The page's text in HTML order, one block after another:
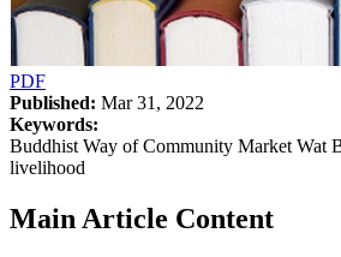
PDF
Published: Mar 31, 2022
Keywords:
Buddhist Way of Community Market Wat
livelihood
Main Article Content